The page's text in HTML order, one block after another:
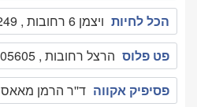
הכל לחיות ויצמן 6 רחובות , 0505473249
פט פלוס הרצל רחובות , 039605605
פסיפיק אקווה ד''ר הרמן מאאס 3 רחובות , 0502812611